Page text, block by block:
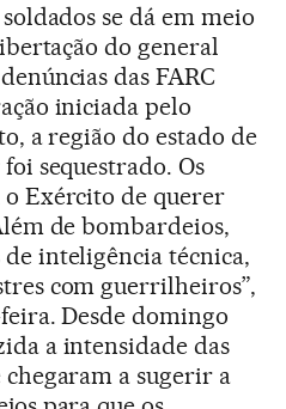
se dá em meio
do general
das FARC
iniciada pelo
a região do estado de
sequestrado. Os
Exército de querer
de bombardeios,
de inteligência técnica,
com guerrilheiros”,
Desde domingo
a intensidade das
a sugerir a